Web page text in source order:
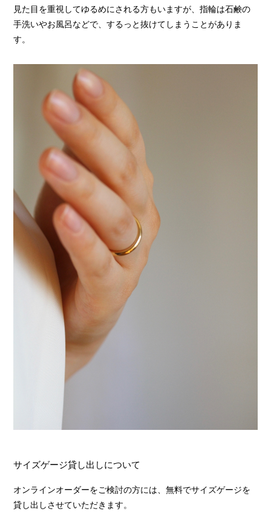
見た目を重視してゆるめにされる方もいますが、指輪は石鹸の
手洗いやお風呂などで、するっと抜けてしまうことがありま
す。
サイズゲージ貸し出しについて
オンラインオーダーをご検討の方には、無料でサイズゲージを
貸し出しさせていただきます。